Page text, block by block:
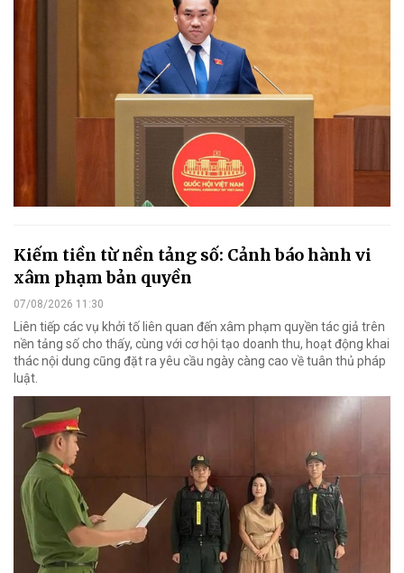
Kiếm tiền từ nền tảng số: Cảnh báo hành vi
xâm phạm bản quyền
07/08/2026 11:30
Liên tiếp các vụ khởi tố liên quan đến xâm phạm quyền tác giả trên
nền tảng số cho thấy, cùng với cơ hội tạo doanh thu, hoạt động khai
thác nội dung cũng đặt ra yêu cầu ngày càng cao về tuân thủ pháp
luật.